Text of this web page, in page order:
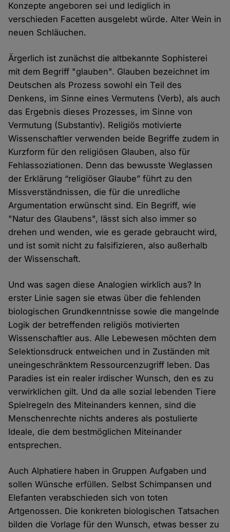
Konzepte angeboren sei und lediglich in
verschieden Facetten ausgelebt würde. Alter Wein in
neuen Schläuchen.
Ärgerlich ist zunächst die altbekannte Sophisterei
mit dem Begriff "glauben". Glauben bezeichnet im
Deutschen als Prozess sowohl ein Teil des
Denkens, im Sinne eines Vermutens (Verb), als auch
das Ergebnis dieses Prozesses, im Sinne von
Vermutung (Substantiv). Religiös motivierte
Wissenschaftler verwenden beide Begriffe zudem in
Kurzform für den religiösen Glauben, also für
Fehlassoziationen. Denn das bewusste Weglassen
der Erklärung “religiöser Glaube” führt zu den
Missverständnissen, die für die unredliche
Argumentation erwünscht sind. Ein Begriff, wie
"Natur des Glaubens", lässt sich also immer so
drehen und wenden, wie es gerade gebraucht wird,
und ist somit nicht zu falsifizieren, also außerhalb
der Wissenschaft.
Und was sagen diese Analogien wirklich aus? In
erster Linie sagen sie etwas über die fehlenden
biologischen Grundkenntnisse sowie die mangelnde
Logik der betreffenden religiös motivierten
Wissenschaftler aus. Alle Lebewesen möchten dem
Selektionsdruck entweichen und in Zuständen mit
uneingeschränktem Ressourcenzugriff leben. Das
Paradies ist ein realer irdischer Wunsch, den es zu
verwirklichen gilt. Und da alle sozial lebenden Tiere
Spielregeln des Miteinanders kennen, sind die
Menschenrechte nichts anderes als postulierte
Ideale, die dem bestmöglichen Miteinander
entsprechen.
Auch Alphatiere haben in Gruppen Aufgaben und
sollen Wünsche erfüllen. Selbst Schimpansen und
Elefanten verabschieden sich von toten
Artgenossen. Die konkreten biologischen Tatsachen
bilden die Vorlage für den Wunsch, etwas besser zu